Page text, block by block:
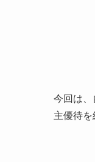
今回は、
主優待を